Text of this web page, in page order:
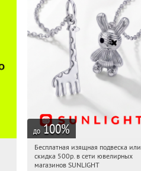
до 100%
12:07:36 Получили:
Россия
Бесплатная изящная подвеска или
скидка 500р. в сети ювелирных
магазинов SUNLIGHT